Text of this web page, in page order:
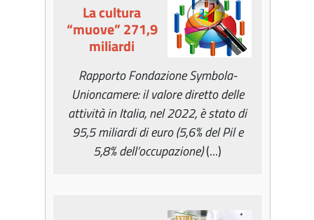
La cultura
“muove” 271,9
miliardi
Rapporto Fondazione Symbola-
Unioncamere: il valore diretto delle
attività in Italia, nel 2022, è stato di
95,5 miliardi di euro (5,6% del Pil e
5,8% dell’occupazione)(...)